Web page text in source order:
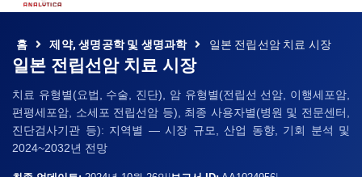
홈 제약, 생명공학 및 생명과학 일본 전립선암 치료 시장
일본 전립선암 치료 시장
치료 유형별(요법, 수술, 진단), 암 유형별(전립선 선암, 이행세포암,
편평세포암, 소세포 전립선암 등), 최종 사용자별(병원 및 전문센터,
진단검사기관 등): 지역별 — 시장 ​​규모, 산업 동향, 기회 분석 및
2024~2032년 전망